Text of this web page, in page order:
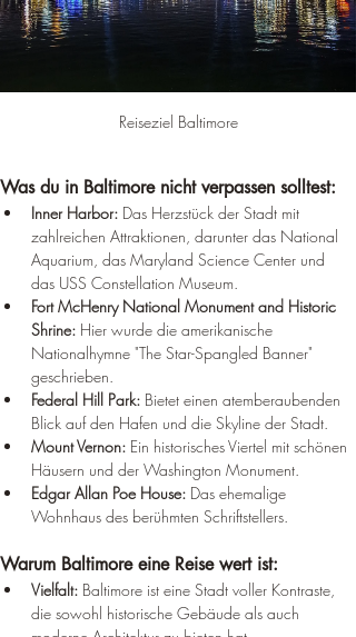
Reiseziel Baltimore
Was du in Baltimore nicht verpassen solltest:
Inner Harbor: Das Herzstück der Stadt mit
zahlreichen Attraktionen, darunter das National
Aquarium, das Maryland Science Center und
das USS Constellation Museum.
Fort McHenry National Monument and Historic
Shrine: Hier wurde die amerikanische
Nationalhymne "The Star-Spangled Banner"
geschrieben.
Federal Hill Park: Bietet einen atemberaubenden
Blick auf den Hafen und die Skyline der Stadt.
Mount Vernon: Ein historisches Viertel mit schönen
Häusern und der Washington Monument.
Edgar Allan Poe House: Das ehemalige
Wohnhaus des berühmten Schriftstellers.
Warum Baltimore eine Reise wert ist:
Vielfalt: Baltimore ist eine Stadt voller Kontraste,
die sowohl historische Gebäude als auch